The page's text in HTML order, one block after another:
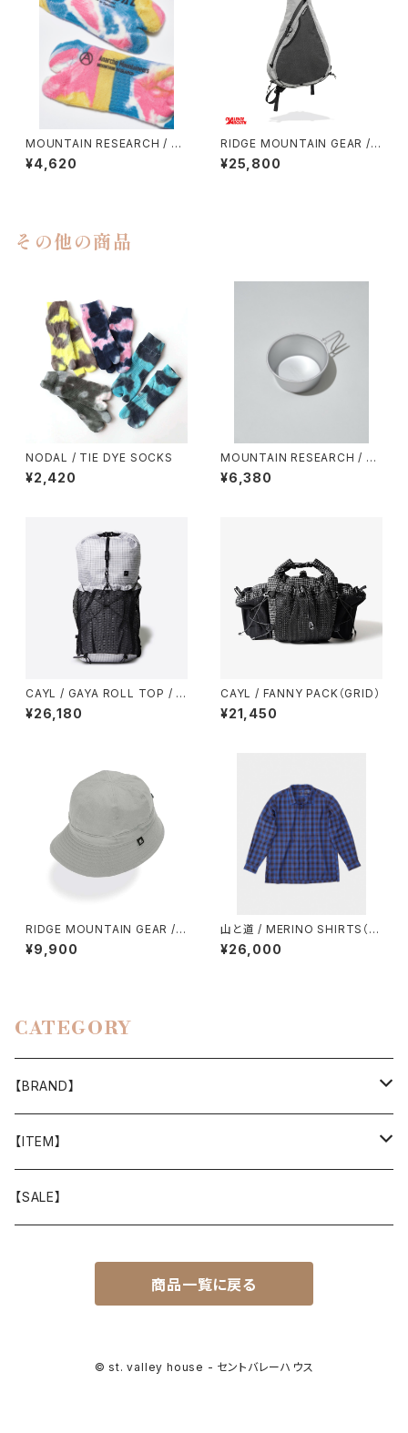
MOUNTAIN RESEARCH / TI
E DYE TABI
¥4,620
RIDGE MOUNTAIN GEAR / S
ASH PACK
¥25,800
その他の商品
NODAL / TIE DYE SOCKS
¥2,420
MOUNTAIN RESEARCH / A
NARCHO CUP
¥6,380
CAYL / GAYA ROLL TOP / M
ESH（B-GRID）
¥26,180
CAYL / FANNY PACK（GRID）
¥21,450
RIDGE MOUNTAIN GEAR / E
NOUGH HAT（NT）
¥9,900
山と道 / MERINO SHIRTS（U
NISEX）
¥26,000
CATEGORY
【BRAND】
山と道
T-SHIRT
迷迭香
Akihiro Wood Works
【ITEM】
WEAR
【SALE】
商品一覧に戻る
© st. valley house - セントバレーハウス